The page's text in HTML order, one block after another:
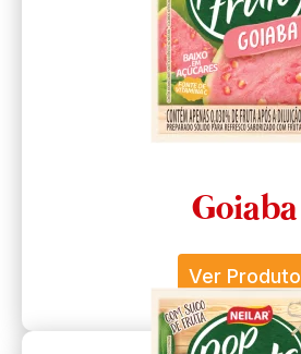
Goiaba
Ver Produto